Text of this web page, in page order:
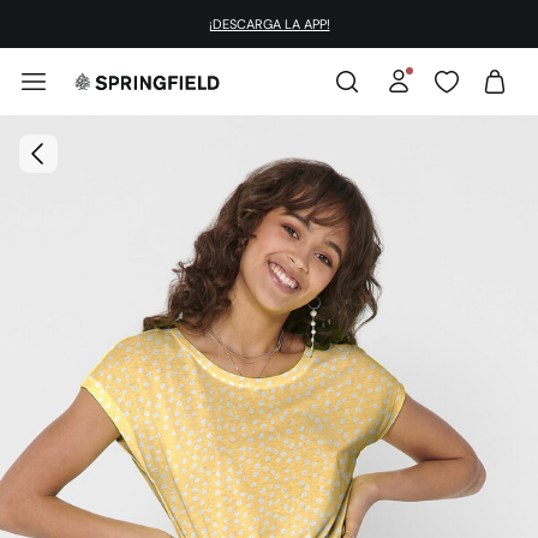
¡DESCARGA LA APP!